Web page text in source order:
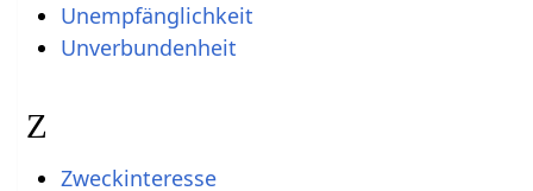
Unempfänglichkeit
Unverbundenheit
Z
Zweckinteresse